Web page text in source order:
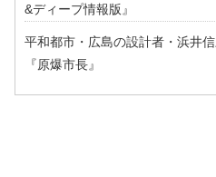
&ディープ情報版』
平和都市・広島の設計者・浜井
『原爆市長』